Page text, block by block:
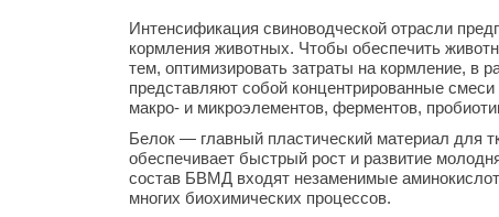
Интенсификация свиноводческой отрасли
кормления животных. Чтобы обеспечить
тем, оптимизировать затраты на кормление, в
представляют собой концентрированные
макро- и микроэлементов, ферментов,
Белок — главный пластический материал для
обеспечивает быстрый рост и развитие
состав БВМД входят незаменимые
многих биохимических процессов.